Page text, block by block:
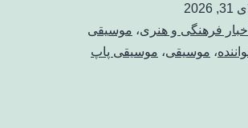
اخبار فرهنگی و هنری، موسیقی
، موسیقی، موسیقی پاپ